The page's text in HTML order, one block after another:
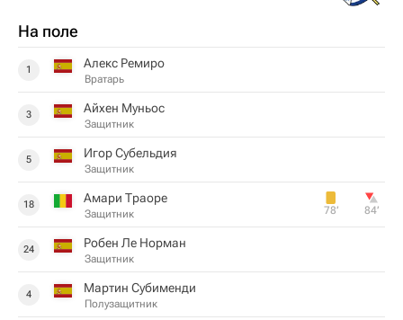
На поле
1 Алекс Ремиро
Вратарь
3 Айхен Муньос
Защитник
5 Игор Субельдия
Защитник
18 Амари Траоре
Защитник 78‎’‎ 84‎’‎
24 Робен Ле Норман
Защитник
4 Мартин Субименди
Полузащитник